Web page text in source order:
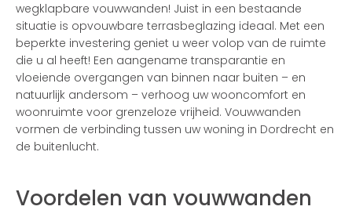
wegklapbare vouwwanden! Juist in een bestaande
situatie is opvouwbare terrasbeglazing ideaal. Met een
beperkte investering geniet u weer volop van de ruimte
die u al heeft! Een aangename transparantie en
vloeiende overgangen van binnen naar buiten – en
natuurlijk andersom – verhoog uw wooncomfort en
woonruimte voor grenzeloze vrijheid. Vouwwanden
vormen de verbinding tussen uw woning in Dordrecht en
de buitenlucht.
Voordelen van vouwwanden